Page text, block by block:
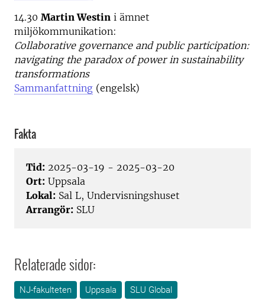
14.30 Martin Westin i ämnet
miljökommunikation:
Collaborative governance and public participation:
navigating the paradox of power in sustainability
transformations
Sammanfattning (engelsk)
Fakta
Tid: 2025-03-19 - 2025-03-20
Ort: Uppsala
Lokal: Sal L, Undervisningshuset
Arrangör: SLU
Relaterade sidor:
NJ-fakulteten Uppsala SLU Global